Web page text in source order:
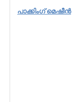
പാക്കിംഗ് മെഷീൻ